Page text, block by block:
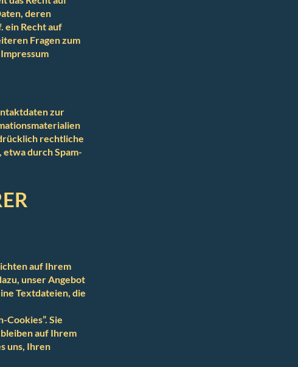
deren
ein Recht auf
Fragen zum
zur
rechtliche
durch Spam-
auf Ihrem
unser Angebot
Textdateien, die
Cookies”. Sie
auf Ihrem
uns, Ihren